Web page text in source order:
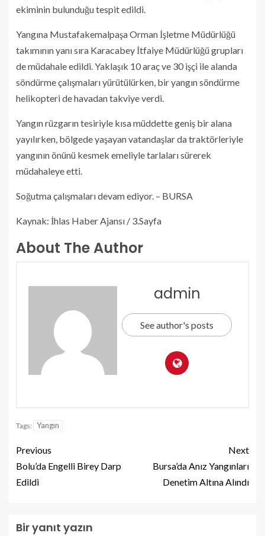
ekiminin bulunduğu tespit edildi.
Yangına Mustafakemalpaşa Orman İşletme Müdürlüğü
takımının yanı sıra Karacabey İtfaiye Müdürlüğü grupları
de müdahale edildi. Yaklaşık 10 araç ve 30 işçi ile alanda
söndürme çalışmaları yürütülürken, bir yangın söndürme
helikopteri de havadan takviye verdi.
Yangın rüzgarın tesiriyle kısa müddette geniş bir alana
yayılırken, bölgede yaşayan vatandaşlar da traktörleriyle
yangının önünü kesmek emeliyle tarlaları sürerek
müdahaleye etti.
Soğutma çalışmaları devam ediyor. – BURSA
Kaynak: İhlas Haber Ajansı / 3.Sayfa
About The Author
admin
See author's posts
Tags: Yangın
Previous
Bolu’da Engelli Birey Darp
Edildi
Next
Bursa’da Anız Yangınları
Denetim Altına Alındı
Bir yanıt yazın